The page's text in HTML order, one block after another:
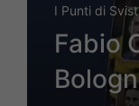
I Punti di
Fabio